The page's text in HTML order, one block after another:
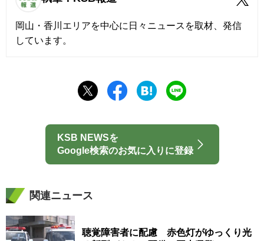
岡山・香川エリアを中心に日々ニュースを取材、発信
しています。
KSB NEWSを
Google検索のお気に入りに登録
関連ニュース
聴覚障害者に配慮 赤色灯がゆっくり光